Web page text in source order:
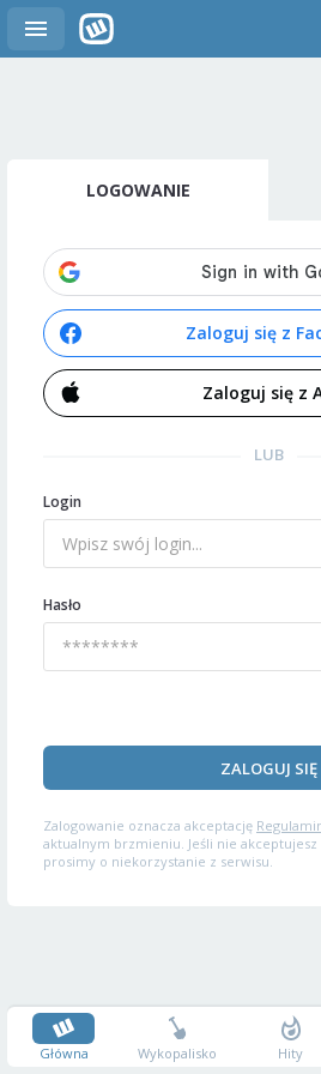
LOGOWANIE
Zaloguj się z
Zaloguj się z
LUB
Login
Hasło
ZALOGUJ SIĘ
Zalogowanie oznacza akceptację
aktualnym brzmieniu. Jeśli nie akceptujesz
prosimy o niekorzystanie z serwisu.
Główna Wykopalisko Hity